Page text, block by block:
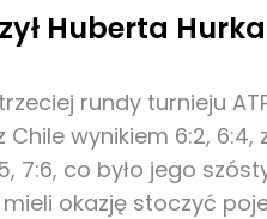
Huberta
rundy turnieju
Chile wynikiem 6:2,
7:6, co było jego
okazję stoczyć